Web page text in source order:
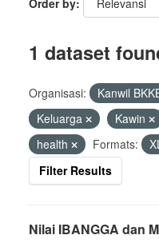
Order by
1 dataset
Organisasi: Kanwil
Keluarga
Kawin
health
Formats:
Filter Results
Nilai IBANGGA dan